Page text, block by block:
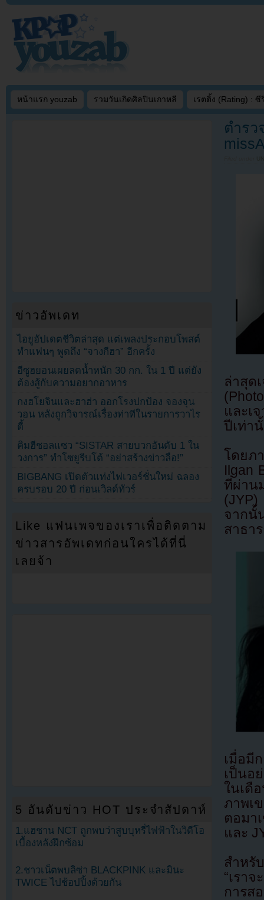
หน้าแรก youzab รวมวันเกิดศิลปินเกาหลี เรตติ้ง (Rating) : ซี
ตำร
ล่าสุด
และเ
ปีเท่า
โดยภ
Ilgan
ที่ผ่าน
จากนั้
สาธา
เมื่อมี
เป็นอ
ในเดื
ภาพเ
ตอมา
และ
สำหรั
“เรา
การส
ข่าวอัพเดท
ไอยูอัปเดตชีวิตล่าสุด แต่เพลงประกอบโพสต์
ทำแฟนๆ พูดถึง “จางกีฮา” อีกครั้ง
อีซูฮยอนเผยลดน้ำหนัก 30 กก. ใน 1 ปี แต่ยัง
ต้องสู้กับความอยากอาหาร
กงฮโยจินและฮาฮ่า ออกโรงปกป้อง จองจุน
วอน หลังถูกวิจารณ์เรื่องท่าทีในรายการวาไร
ตี้
คิมฮีชอลแซว “SISTAR สายบวกอันดับ 1 ใน
วงการ” ทำโซยูรีบโต้ “อย่าสร้างข่าวลือ!”
BIGBANG เปิดตัวแท่งไฟเวอร์ชั่นใหม่ ฉลอง
ครบรอบ 20 ปี ก่อนเวิลด์ทัวร์
Like แฟนเพจของเราเพื่อติดตาม
ข่าวสารอัพเดทก่อนใครได้ที่นี่
เลยจ้า
5 อันดับข่าว HOT ประจำสัปดาห์
1.แฮชาน NCT ถูกพบว่าสูบบุหรี่ไฟฟ้าในวิดีโอ
เบื้องหลังฝึกซ้อม
2.ชาวเน็ตพบลิซ่า BLACKPINK และมินะ
TWICE ไปช้อปปิ้งด้วยกัน